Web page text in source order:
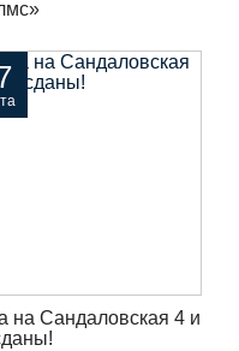
на Сандаловская 4 и